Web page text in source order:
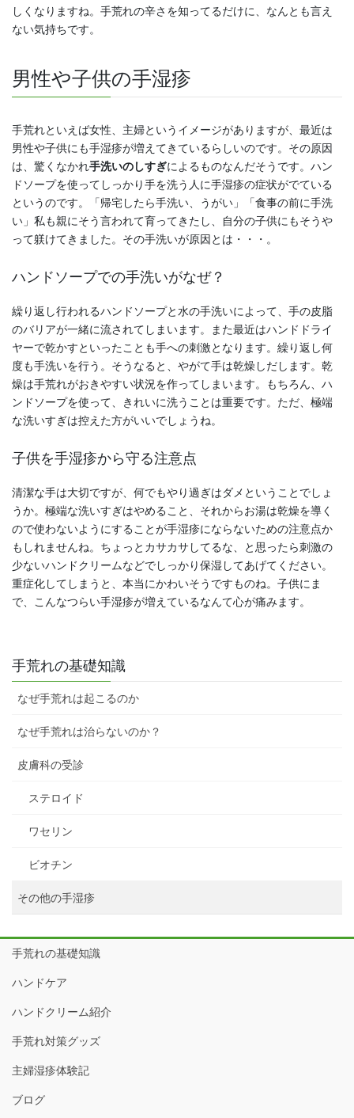
しくなりますね。手荒れの辛さを知ってるだけに、なんとも言え
ない気持ちです。
男性や子供の手湿疹
手荒れといえば女性、主婦というイメージがありますが、最近は
男性や子供にも手湿疹が増えてきているらしいのです。その原因
は、驚くなかれ手洗いのしすぎによるものなんだそうです。ハン
ドソープを使ってしっかり手を洗う人に手湿疹の症状がでている
というのです。「帰宅したら手洗い、うがい」「食事の前に手洗
い」私も親にそう言われて育ってきたし、自分の子供にもそうや
って躾けてきました。その手洗いが原因とは・・・。
ハンドソープでの手洗いがなぜ？
繰り返し行われるハンドソープと水の手洗いによって、手の皮脂
のバリアが一緒に流されてしまいます。また最近はハンドドライ
ヤーで乾かすといったことも手への刺激となります。繰り返し何
度も手洗いを行う。そうなると、やがて手は乾燥しだします。乾
燥は手荒れがおきやすい状況を作ってしまいます。もちろん、ハ
ンドソープを使って、きれいに洗うことは重要です。ただ、極端
な洗いすぎは控えた方がいいでしょうね。
子供を手湿疹から守る注意点
清潔な手は大切ですが、何でもやり過ぎはダメということでしょ
うか。極端な洗いすぎはやめること、それからお湯は乾燥を導く
ので使わないようにすることが手湿疹にならないための注意点か
もしれませんね。ちょっとカサカサしてるな、と思ったら刺激の
少ないハンドクリームなどでしっかり保湿してあげてください。
重症化してしまうと、本当にかわいそうですものね。子供にま
で、こんなつらい手湿疹が増えているなんて心が痛みます。
手荒れの基礎知識
なぜ手荒れは起こるのか
なぜ手荒れは治らないのか？
皮膚科の受診
ステロイド
ワセリン
ビオチン
その他の手湿疹
手荒れの基礎知識
ハンドケア
ハンドクリーム紹介
手荒れ対策グッズ
主婦湿疹体験記
ブログ